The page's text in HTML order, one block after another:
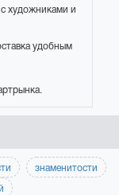
художниками и
удобным
знаменитости